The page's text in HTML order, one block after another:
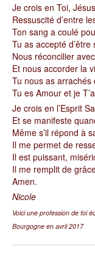
Je crois en Toi,
Ressuscité d’entre
Ton sang a coulé
Tu as accepté
Nous réconcilier
Et nous accorder la
Tu nous as arrachés
Tu es Amour et je
Je crois en l’Esprit
Et se manifeste
Même s’il répond à
Il me permet de
Il est puissant,
Il me remplit de
Amen.
Nicole
Voici une profession de foi
Bourgogne en avril 2017